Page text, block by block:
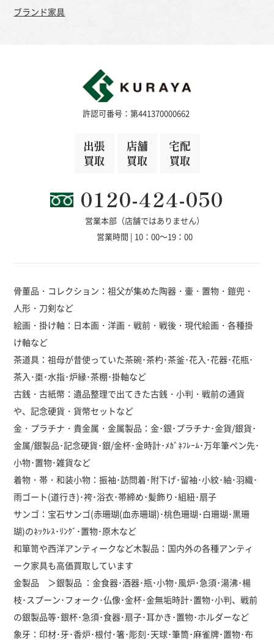
ブランド家具
許認可番号：第441370000662
出張
買取
店舗
買取
宅配
買取
0120-424-050
営業本部（店舗ではありません）
営業時間 | 10：00～19：00
骨董品・コレクション：祖父が集めた陶器・壷・置物・鎧兜・
人形・刀剣など
絵画・掛け軸：日本画・洋画・戦前・戦後・現代絵画・各種掛
け軸など
茶道具：祖母が昔使っていた茶碗･茶杓･茶釜･花入･花器･花瓶･
茶入･棗･水指･炉縁･茶棚･掛軸など
古銭・古紙幣：遺品整理で出てきた古銭・小判・戦前の通貨
や、記念硬貨・貨幣セットなど
金・プラチナ・貴金属・金属製品：金･銀･プラチナ･金貨/銀貨･
金属/銀製品･記念硬貨･銀/金杯･金時計･ﾒｶﾞﾈﾌﾚｰﾑ･万年筆ペン先･
小物･置物･雑貨など
着物・帯・和装小物：振袖･訪問着･附下げ･留袖･小紋･紬･羽織･
雨ゴート(道行き)･袴･浴衣･帯締め･髪飾り･組紐･扇子
サンゴ：宝石サンゴ(赤珊瑚(血赤珊瑚)･桃色珊瑚･白珊瑚･黒珊
瑚)のﾈｯｸﾚｽ･ﾘﾝｸﾞ･置物･原木など
和箪笥や西洋アンティークなど木製品：国内外の各種アンティ
ーク家具も高価買取しています
金製品 ＞銀製品 ：金食器･酒器･瓶･小物･風炉･急須･湯沸･楊
枝･スプーン･フォーク･仏像･金杯･金無垢時計･置物･小判、戦前
の銀製品等･銀杯･急須･食器･扇子･耳かき･置物･ホルダーなど
象牙：印材･牙･香炉･根付･箸･彫刻･天球･筆筒･麻雀牌･置物･布